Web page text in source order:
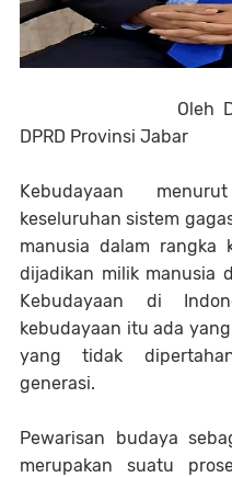
Oleh
DPRD Provinsi Jabar
Kebudayaan
keseluruhan sistem
manusia dalam rangka
dijadikan milik manusia
Kebudayaan di
kebudayaan itu ada
yang tidak
generasi.
Pewarisan budaya
merupakan suatu